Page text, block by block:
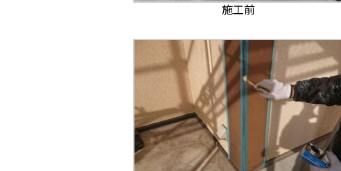
施工前